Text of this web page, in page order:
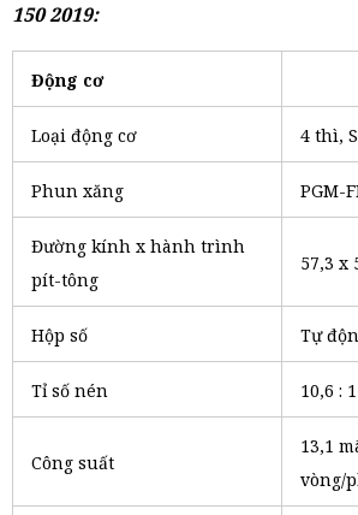
150 2019:
Động cơ
Loại động cơ 4 thì,
Phun xăng PGM-
Đường kính x hành trình
pít-tông
57,3 x
Hộp số Tự
Tỉ số nén 10,6 : 1
Công suất
13,1
vòng/